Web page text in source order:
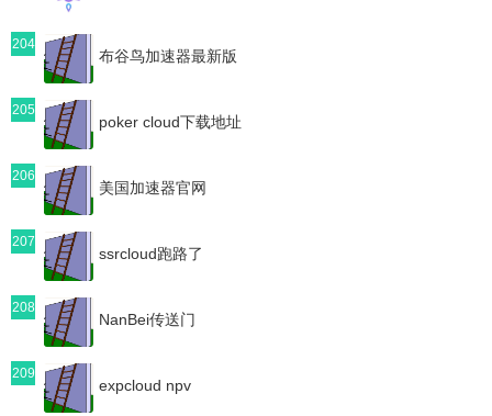
204
布谷鸟加速器最新版
205
poker cloud下载地址
206
美国加速器官网
207
ssrcloud跑路了
208
NanBei传送门
209
expcloud npv